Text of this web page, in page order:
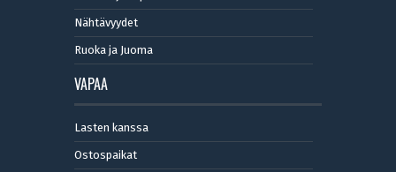
Nähtävyydet
Ruoka ja Juoma
VAPAA
Lasten kanssa
Ostospaikat